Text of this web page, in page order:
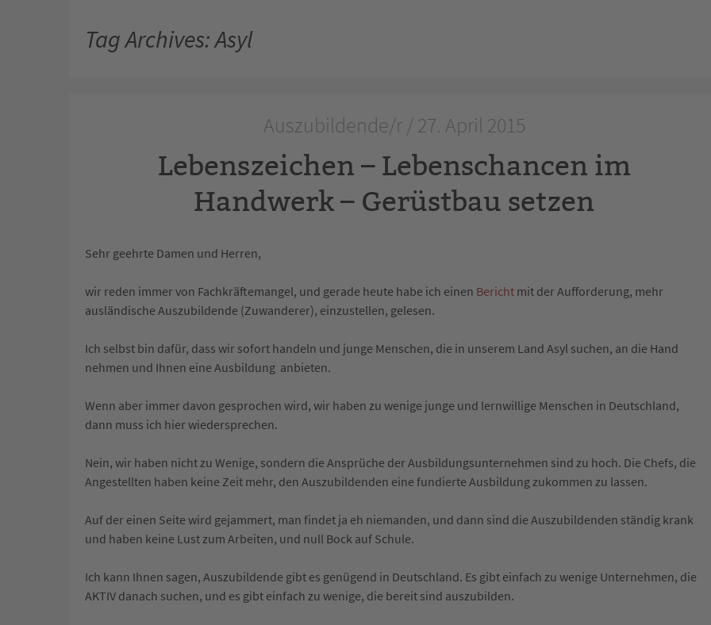
Tag Archives: Asyl
Auszubildende/r / 27. April 2015
Lebenszeichen – Lebenschancen im
Handwerk – Gerüstbau setzen
Sehr geehrte Damen und Herren,
wir reden immer von Fachkräftemangel, und gerade heute habe ich einen Bericht mit der Aufforderung, mehr
ausländische Auszubildende (Zuwanderer), einzustellen, gelesen.
Ich selbst bin dafür, dass wir sofort handeln und junge Menschen, die in unserem Land Asyl suchen, an die Hand
nehmen und Ihnen eine Ausbildung anbieten.
Wenn aber immer davon gesprochen wird, wir haben zu wenige junge und lernwillige Menschen in Deutschland,
dann muss ich hier wiedersprechen.
Nein, wir haben nicht zu Wenige, sondern die Ansprüche der Ausbildungsunternehmen sind zu hoch. Die Chefs, die
Angestellten haben keine Zeit mehr, den Auszubildenden eine fundierte Ausbildung zukommen zu lassen.
Auf der einen Seite wird gejammert, man findet ja eh niemanden, und dann sind die Auszubildenden ständig krank
und haben keine Lust zum Arbeiten, und null Bock auf Schule.
Ich kann Ihnen sagen, Auszubildende gibt es genügend in Deutschland. Es gibt einfach zu wenige Unternehmen, die
AKTIV danach suchen, und es gibt einfach zu wenige, die bereit sind auszubilden.